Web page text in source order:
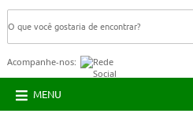
Acompanhe-nos:
MENU